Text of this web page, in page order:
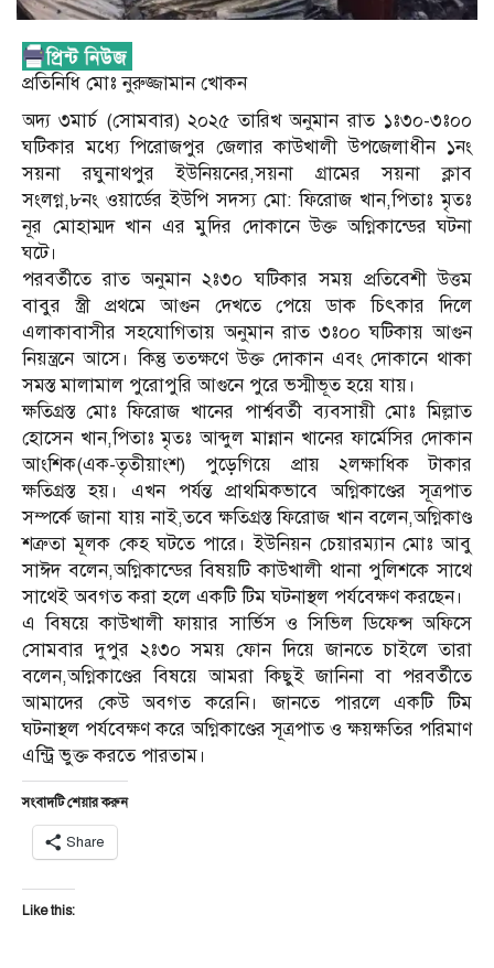
প্রতিনিধি মোঃ নুরুজ্জামান খোকন
অদ্য ৩মার্চ (সোমবার) ২০২৫ তারিখ অনুমান রাত ১ঃ৩০-৩ঃ০০
ঘটিকার মধ্যে পিরোজপুর জেলার কাউখালী উপজেলাধীন ১নং
সয়না রঘুনাথপুর ইউনিয়নের,সয়না গ্রামের সয়না ক্লাব
সংলগ্ন,৮নং ওয়ার্ডের ইউপি সদস্য মো: ফিরোজ খান,পিতাঃ মৃতঃ
নূর মোহাম্মদ খান এর মুদির দোকানে উক্ত অগ্নিকান্ডের ঘটনা
ঘটে।
পরবর্তীতে রাত অনুমান ২ঃ৩০ ঘটিকার সময় প্রতিবেশী উত্তম
বাবুর স্ত্রী প্রথমে আগুন দেখতে পেয়ে ডাক চিৎকার দিলে
এলাকাবাসীর সহযোগিতায় অনুমান রাত ৩ঃ০০ ঘটিকায় আগুন
নিয়ন্ত্রনে আসে। কিন্তু ততক্ষণে উক্ত দোকান এবং দোকানে থাকা
সমস্ত মালামাল পুরোপুরি আগুনে পুরে ভস্মীভূত হয়ে যায়।
ক্ষতিগ্রস্ত মোঃ ফিরোজ খানের পার্শ্ববর্তী ব্যবসায়ী মোঃ মিল্লাত
হোসেন খান,পিতাঃ মৃতঃ আব্দুল মান্নান খানের ফার্মেসির দোকান
আংশিক(এক-তৃতীয়াংশ) পুড়েগিয়ে প্রায় ২লক্ষাধিক টাকার
ক্ষতিগ্রস্ত হয়। এখন পর্যন্ত প্রাথমিকভাবে অগ্নিকাণ্ডের সূত্রপাত
সম্পর্কে জানা যায় নাই,তবে ক্ষতিগ্রস্ত ফিরোজ খান বলেন,অগ্নিকাণ্ড
শত্রুতা মূলক কেহ ঘটতে পারে। ইউনিয়ন চেয়ারম্যান মোঃ আবু
সাঈদ বলেন,অগ্নিকান্ডের বিষয়টি কাউখালী থানা পুলিশকে সাথে
সাথেই অবগত করা হলে একটি টিম ঘটনাস্থল পর্যবেক্ষণ করছেন।
এ বিষয়ে কাউখালী ফায়ার সার্ভিস ও সিভিল ডিফেন্স অফিসে
সোমবার দুপুর ২ঃ৩০ সময় ফোন দিয়ে জানতে চাইলে তারা
বলেন,অগ্নিকাণ্ডের বিষয়ে আমরা কিছুই জানিনা বা পরবর্তীতে
আমাদের কেউ অবগত করেনি। জানতে পারলে একটি টিম
ঘটনাস্থল পর্যবেক্ষণ করে অগ্নিকাণ্ডের সূত্রপাত ও ক্ষয়ক্ষতির পরিমাণ
এন্ট্রি ভুক্ত করতে পারতাম।
সংবাদটি শেয়ার করুন
Share
Like this: